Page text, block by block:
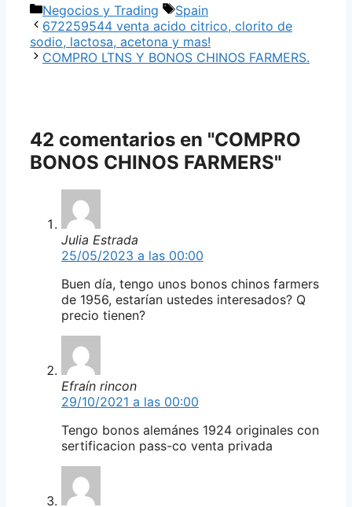
Categorías
Negocios y Trading Etiquetas
Spain
672259544 venta acido citrico, clorito de
sodio, lactosa, acetona y mas!
COMPRO LTNS Y BONOS CHINOS FARMERS.
42 comentarios en "COMPRO
BONOS CHINOS FARMERS"
Julia Estrada
25/05/2023 a las 00:00
Buen día, tengo unos bonos chinos farmers
de 1956, estarían ustedes interesados? Q
precio tienen?
Efraín rincon
29/10/2021 a las 00:00
Tengo bonos alemánes 1924 originales con
sertificacion pass-co venta privada